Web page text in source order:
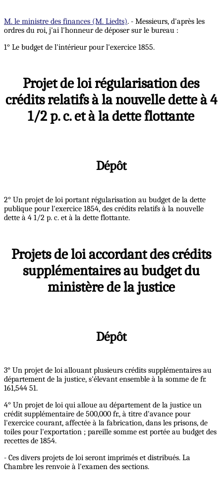
M. le ministre des finances (M. Liedts). - Messieurs, d'après les
ordres du roi, j'ai l'honneur de déposer sur le bureau :
1° Le budget de l'intérieur pour l'exercice 1855.
Projet de loi régularisation des
crédits relatifs à la nouvelle dette à 4
1/2 p. c. et à la dette flottante
Dépôt
2° Un projet de loi portant régularisation au budget de la dette
publique pour l'exercice 1854, des crédits relatifs à la nouvelle
dette à 4 1/2 p. c. et à la dette flottante.
Projets de loi accordant des crédits
supplémentaires au budget du
ministère de la justice
Dépôt
3° Un projet de loi allouant plusieurs crédits supplémentaires au
département de la justice, s'élevant ensemble à la somme de fr.
161,544 51.
4° Un projet de loi qui alloue au département de la justice un
crédit supplémentaire de 500,000 fr., à titre d'avance pour
l'exercice courant, affectée à la fabrication, dans les prisons, de
toiles pour l'exportation ; pareille somme est portée au budget des
recettes de 1854.
- Ces divers projets de loi seront imprimés et distribués. La
Chambre les renvoie à l'examen des sections.